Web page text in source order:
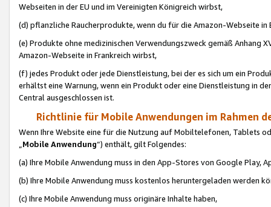
Webseiten in der EU und im Vereinigten Königreich wirbst,
(d) pflanzliche Raucherprodukte, wenn du für die Amazon-Webseite in
(e) Produkte ohne medizinischen Verwendungszweck gemäß Anhang
Amazon-Webseite in Frankreich wirbst,
(f) jedes Produkt oder jede Dienstleistung, bei der es sich um ein
erhältst eine Warnung, wenn ein Produkt oder eine Dienstleistung in
Central ausgeschlossen ist.
Richtlinie für Mobile Anwendungen im Rahmen
Wenn Ihre Website eine für die Nutzung auf Mobiltelefonen, Tablets
„Mobile Anwendung“) enthält, gilt Folgendes:
(a) Ihre Mobile Anwendung muss in den App-Stores von Google Play,
(b) Ihre Mobile Anwendung muss kostenlos heruntergeladen werden
(c) Ihre Mobile Anwendung muss originäre Inhalte haben,